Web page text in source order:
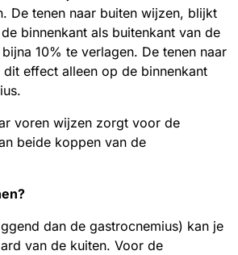
De tenen naar buiten wijzen, blijkt
binnenkant als buitenkant van de
10% te verlagen. De tenen naar
effect alleen op de binnenkant
voren wijzen zorgt voor de
beide koppen van de
dan de gastrocnemius) kan je
van de kuiten. Voor de